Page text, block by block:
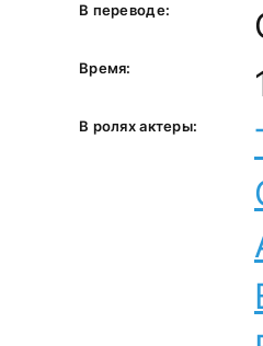
В переводе:
Время:
В ролях актеры: